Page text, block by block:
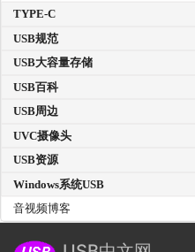
TYPE-C
USB规范
USB大容量存储
USB百科
USB周边
UVC摄像头
USB资源
Windows系统USB
音视频博客